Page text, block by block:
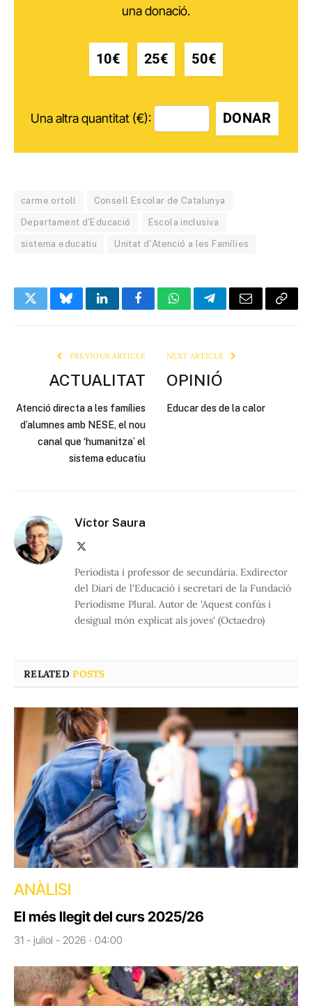
una donació.
10€ 25€ 50€
Una altra quantitat (€): DONAR
carme ortoll Consell Escolar de Catalunya
Departament d'Educació Escola inclusiva
sistema educatiu Unitat d'Atenció a les Famílies
TwitterBlueskyLinkedInFacebookWhatsAppTelegramEmail Copy
PREVIOUS ARTICLE
ACTUALITAT
Atenció directa a les famílies
d’alumnes amb NESE, el nou
canal que ‘humanitza’ el
sistema educatiu
NEXT ARTICLE
OPINIÓ
Educar des de la calor
Víctor Saura
Periodista i professor de secundària. Exdirector
del Diari de l'Educació i secretari de la Fundació
Periodisme Plural. Autor de 'Aquest confús i
desigual món explicat als joves' (Octaedro)
RELATEDPOSTS
ANÀLISI
El més llegit del curs 2025/26
31 - juliol - 2026 · 04:00